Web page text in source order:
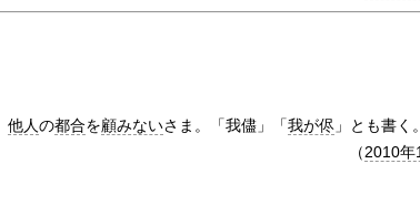
他人の都合を顧みないさま。「我儘」「我が侭」とも書く。
（2010年